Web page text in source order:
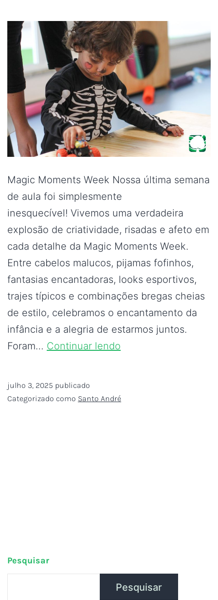
Magic Moments Week Nossa última semana
de aula foi simplesmente
inesquecível! Vivemos uma verdadeira
explosão de criatividade, risadas e afeto em
cada detalhe da Magic Moments Week.
Entre cabelos malucos, pijamas fofinhos,
fantasias encantadoras, looks esportivos,
trajes típicos e combinações bregas cheias
de estilo, celebramos o encantamento da
infância e a alegria de estarmos juntos.
Foram… Continuar lendo
julho 3, 2025 publicado
Categorizado como Santo André
Pesquisar
Pesquisar